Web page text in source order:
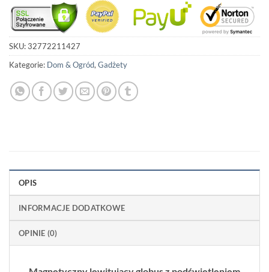
SKU:32772211427
Kategorie: Dom & Ogród,Gadżety
OPIS
INFORMACJE DODATKOWE
OPINIE (0)